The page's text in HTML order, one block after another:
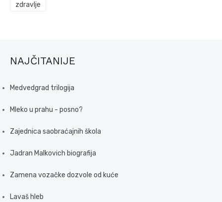
zdravlje
NAJČITANIJE
Medvedgrad trilogija
Mleko u prahu - posno?
Zajednica saobraćajnih škola
Jadran Malkovich biografija
Zamena vozačke dozvole od kuće
Lavaš hleb